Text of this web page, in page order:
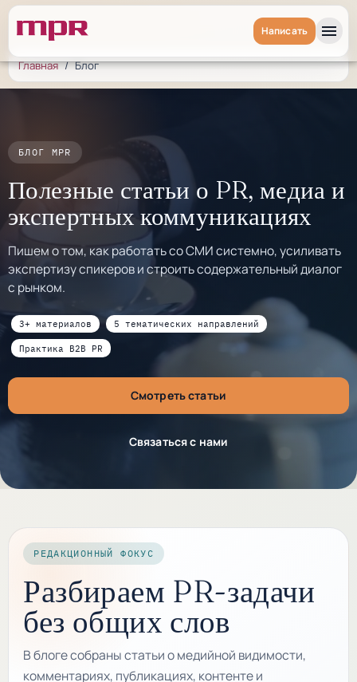
Написать menu
Главная / Блог
БЛОГ MPR
Полезные статьи о PR, медиа и
экспертных коммуникациях
Пишем о том, как работать со СМИ системно, усиливать
экспертизу спикеров и строить содержательный диалог
с рынком.
3+ материалов 5 тематических направлений
Практика B2B PR
Смотреть статьи
Связаться с нами
РЕДАКЦИОННЫЙ ФОКУС
Разбираем PR-задачи
без общих слов
В блоге собраны статьи о медийной видимости,
комментариях, публикациях, контенте и